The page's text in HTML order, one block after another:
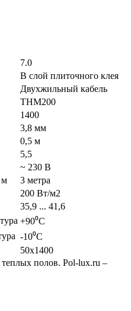
7.0
В слой плиточного клея
Двухжильный кабель
THM200
1400
3,8 мм
0,5 м
5,5
~ 230 В
м
3 метра
200 Вт/м2
35,9 ... 41,6
+90⁰С
-10⁰С
50x1400
полов. Pol-lux.ru –